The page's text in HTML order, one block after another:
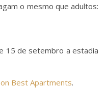
o mesmo que adultos:
15 de setembro a estadia
Best Apartments.